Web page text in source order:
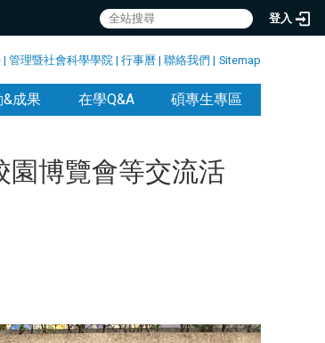
登入
| 管理暨社會科學學院 | 行事曆 | 聯絡我們 | Sitemap
&成果 在學Q&A 碩專生專區
園博覽會等交流活